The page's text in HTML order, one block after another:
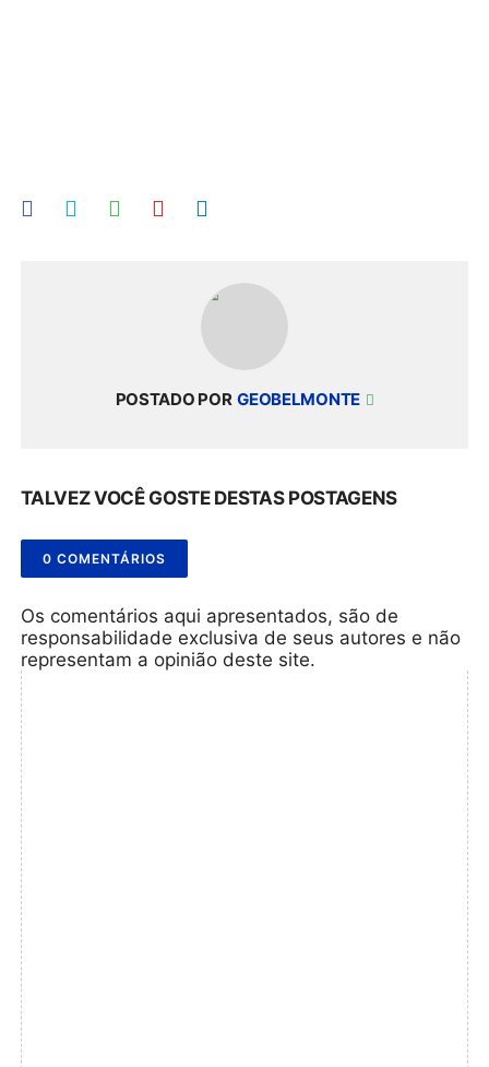
POSTADO POR GEOBELMONTE
TALVEZ VOCÊ GOSTE DESTAS POSTAGENS
0 COMENTÁRIOS
Os comentários aqui apresentados, são de
responsabilidade exclusiva de seus autores e não
representam a opinião deste site.